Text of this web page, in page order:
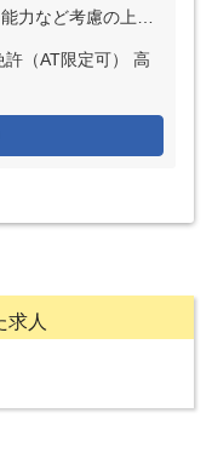
＝4万5000円～6万円）を含む ※超過分は別途全額支給
（AT限定可） 高
求人